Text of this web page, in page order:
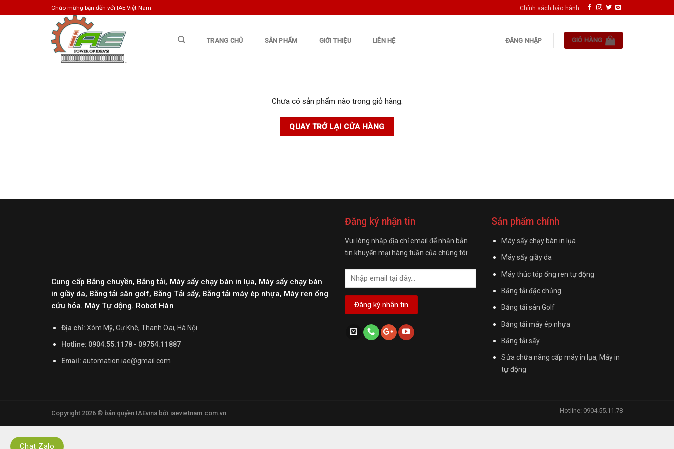
to
Chào mừng bạn đến với IAE Việt Nam Chính sách bảo hành
TRANG CHỦ SẢN PHẨM GIỚI THIỆU LIÊN HỆ ĐĂNG NHẬP GIỎ HÀNG
Chưa có sản phẩm nào trong giỏ hàng.
QUAY TRỞ LẠI CỬA HÀNG
Cung cấp Băng chuyền, Băng tải, Máy sấy chạy bàn in lụa, Máy sấy chạy bàn
in giầy da, Băng tải sân golf, Băng Tải sấy, Băng tải máy ép nhựa, Máy ren ống
cứu hỏa. Máy Tự dộng. Robot Hàn
Địa chỉ: Xóm Mỹ, Cự Khê, Thanh Oai, Hà Nội
Hotline: 0904.55.1178 - 09754.11887
Email: automation.iae@gmail.com
Đăng ký nhận tin
Vui lòng nhập địa chỉ email để nhận bản
tin khuyến mại hàng tuần của chúng tôi:
Sản phẩm chính
Máy sấy chạy bàn in lụa
Máy sấy giầy da
Máy thúc tóp ống ren tự động
Băng tải đặc chủng
Băng tải sân Golf
Băng tải máy ép nhựa
Băng tải sấy
Sửa chữa nâng cấp máy in lụa, Máy in
tự động
Hotline: 0904.55.11.78
Copyright 2026 © bản quyền IAEvina bởi iaevietnam.com.vn
Chat Zalo